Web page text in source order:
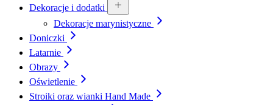
Dekoracje i dodatki
Dekoracje marynistyczne
Doniczki
Latarnie
Obrazy
Oświetlenie
Stroiki oraz wianki Hand Made